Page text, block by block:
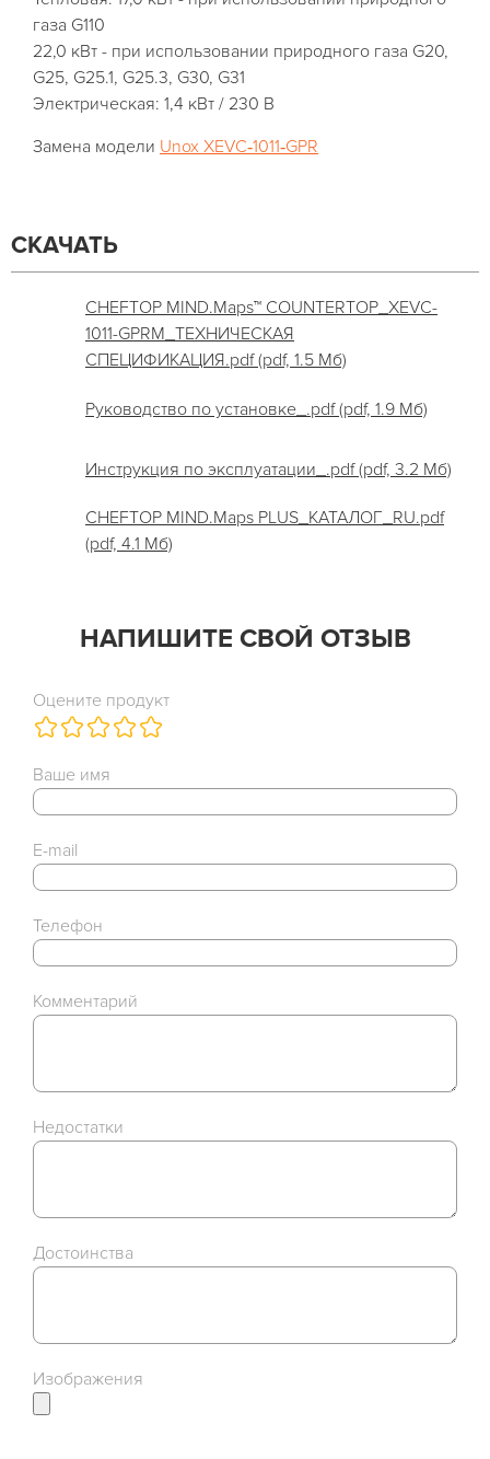
газа G110
22,0 кВт - при использовании природного газа G20,
G25, G25.1, G25.3, G30, G31
Электрическая: 1,4 кВт / 230 В
Замена модели Unox XEVC‑1011‑GPR
СКАЧАТЬ
CHEFTOP MIND.Maps™ COUNTERTOP_XEVC-
1011-GPRM_ТЕХНИЧЕСКАЯ
СПЕЦИФИКАЦИЯ.pdf (pdf, 1.5 Мб)
Руководство по установке_.pdf (pdf, 1.9 Мб)
Инструкция по эксплуатации_.pdf (pdf, 3.2 Мб)
CHEFTOP MIND.Maps PLUS_КАТАЛОГ_RU.pdf
(pdf, 4.1 Мб)
НАПИШИТЕ СВОЙ ОТЗЫВ
Оцените продукт
Ваше имя
E-mail
Телефон
Комментарий
Недостатки
Достоинства
Изображения